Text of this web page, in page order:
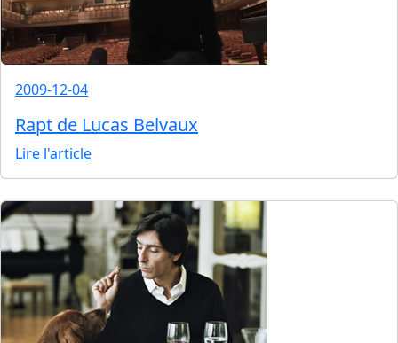
2009-12-04
Rapt de Lucas Belvaux
Lire l'article